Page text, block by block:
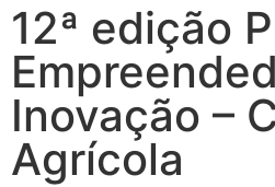
12ª edição
Inovação –
Agrícola